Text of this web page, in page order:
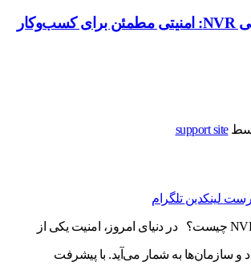
ضبط کننده ویدئویی NVR: امنیتی مطمئن برای کسب‌وکار
support site
لینکدین تلگرام
ضبط کننده ویدئویی NVR چیست؟ در دنیای امروز، امنیت یکی از
و سازمان‌ها به شمار می‌آید. با پیشرفت